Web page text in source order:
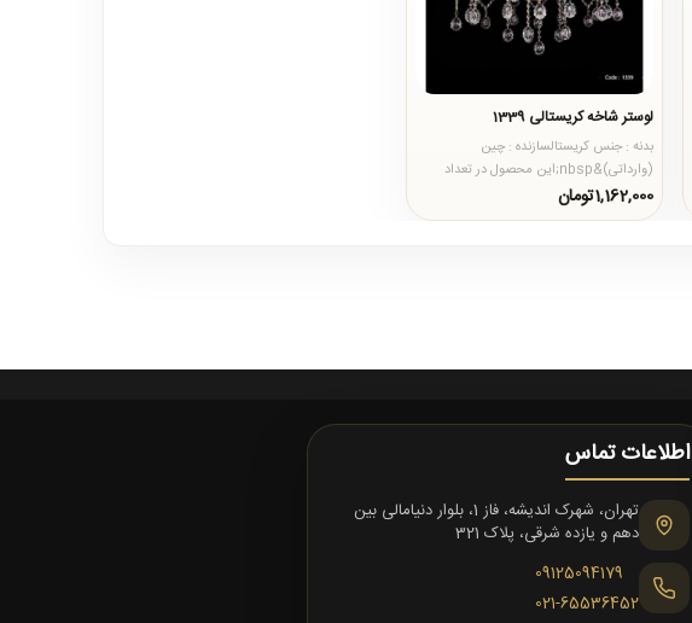
لوستر شاخه کریستالی 1339
بدنه : جنس کریستالسازنده : چین
(وارداتی)&nbsp;این محصول در تعداد
شاخه های دیوارکوب 3-5-6-8-12-15 و د..
1,162,000تومان
اطلاعات تماس
تهران، شهرک اندیشه، فاز 1، بلوار دنیامالی بین
دهم و یازده شرقی، پلاک 321
09125094179
021-65536452